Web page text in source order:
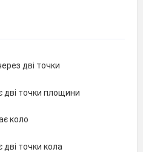
дві точки
дві точки площини
коло
дві точки кола